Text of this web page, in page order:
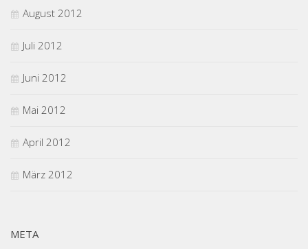
August 2012
Juli 2012
Juni 2012
Mai 2012
April 2012
März 2012
META